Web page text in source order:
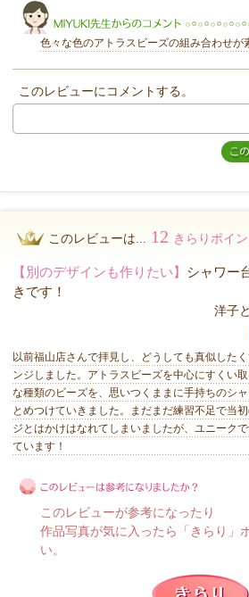
MIYUKI先生からのコメント
色々な色のアトラスビーズの組み合わせが
このレビューにコメントする。
このレビューは... 12 きらりポイン
【別のデザインも作りたい】 シャワー
きです！
洋子
以前福山店さんで拝見し、どうしても真似した
ンジしました。アトラスビーズを中心にすくい
な種類のビーズを、思いつくままに手持ちのシ
とめつけていきました。まだまだ練習不足で当
ジとはかけはなれてしまいましたが、ユニーク
ています！
このレビューが参考になったり
作品写真が気に入ったら「きらり」
い。